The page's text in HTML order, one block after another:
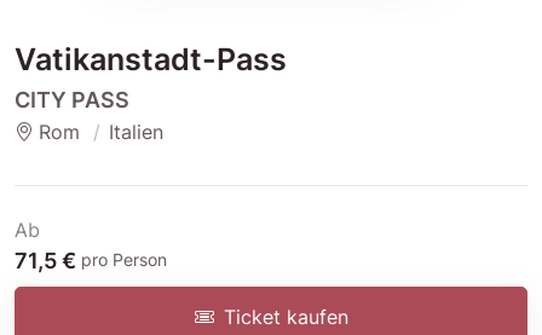
Vatikanstadt-Pass
CITY PASS
Rom Italien
Ab
71,5 € pro Person
Ticket kaufen